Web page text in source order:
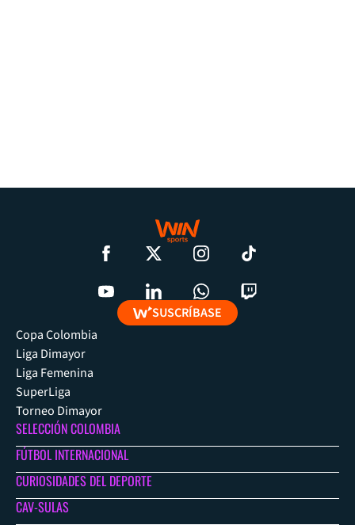
SUSCRÍBASE
Copa Colombia
Liga Dimayor
Liga Femenina
SuperLiga
Torneo Dimayor
SELECCIÓN COLOMBIA
FÚTBOL INTERNACIONAL
CURIOSIDADES DEL DEPORTE
CAV-SULAS